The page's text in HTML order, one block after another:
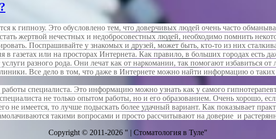
к гипнозу. Это обусловлено тем, что доверчивых людей очень часто
жертвой нечестных и недобросовестных людей, необходимо помнить
Поспрашивайте у знакомых и друзей, может быть, кто-то из них
в газетах или на просторах Интернета. Как правило, в больших городах есть
разного рода. Они лечат как от наркомании, так помогают избавиться от
Все дело в том, что даже в Интернете можно найти информацию о
специалиста. Это информацию можно узнать как у самого
не только опытом работы, но и его образованием. Очень хорошо,
не имеется, то лучше подыскать более удачный вариант. Как показывает
такими вопросами и просто рассчитывают на доверие и
Copyright © 2011-2026 " | Стоматология в Туле"